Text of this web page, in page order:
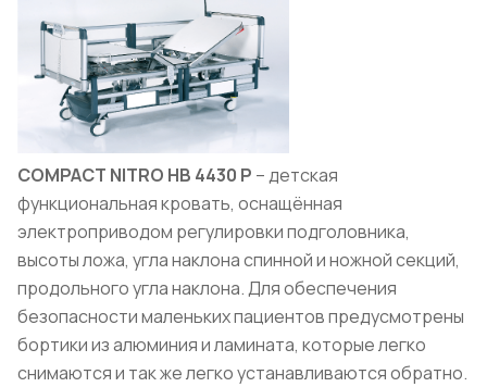
COMPACT NITRO HB 4430 P – детская
функциональная кровать, оснащённая
электроприводом регулировки подголовника,
высоты ложа, угла наклона спинной и ножной секций,
продольного угла наклона. Для обеспечения
безопасности маленьких пациентов предусмотрены
бортики из алюминия и ламината, которые легко
снимаются и так же легко устанавливаются обратно.